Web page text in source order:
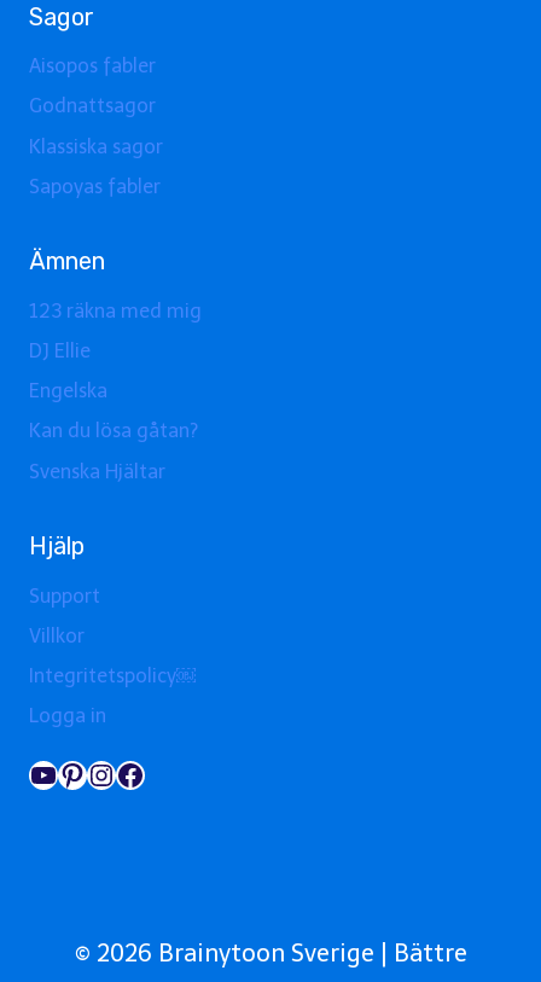
Sagor
Aisopos fabler
Godnattsagor
Klassiska sagor
Sapoyas fabler
Ämnen
123 räkna med mig
DJ Ellie
Engelska
Kan du lösa gåtan?
Svenska Hjältar
Hjälp
Support
Villkor
Integritetspolicy￼
Logga in
YouTube
Pinterest
Instagram
Facebook
© 2026 Brainytoon Sverige | Bättre